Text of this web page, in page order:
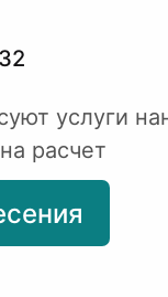
услуги
расчет